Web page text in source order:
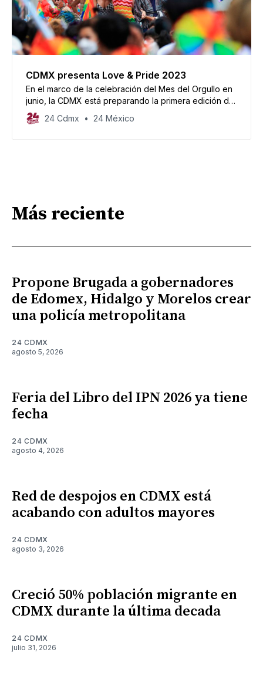
CDMX presenta Love & Pride 2023
En el marco de la celebración del Mes del Orgullo en
junio, la CDMX está preparando la primera edición de
este festival con grandes invitados.
24 Cdmx 24 México
Más reciente
Propone Brugada a gobernadores
de Edomex, Hidalgo y Morelos crear
una policía metropolitana
24 CDMX
agosto 5, 2026
Feria del Libro del IPN 2026 ya tiene
fecha
24 CDMX
agosto 4, 2026
Red de despojos en CDMX está
acabando con adultos mayores
24 CDMX
agosto 3, 2026
Creció 50% población migrante en
CDMX durante la última decada
24 CDMX
julio 31, 2026